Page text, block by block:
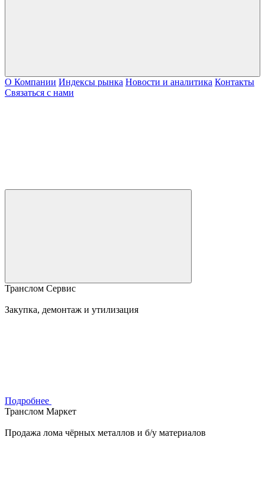
О Компании Индексы рынка Новости и аналитика Контакты
Связаться с нами
Транслом Сервис
Закупка, демонтаж и утилизация
Подробнее
Транслом Маркет
Продажа лома чёрных металлов и б/у материалов